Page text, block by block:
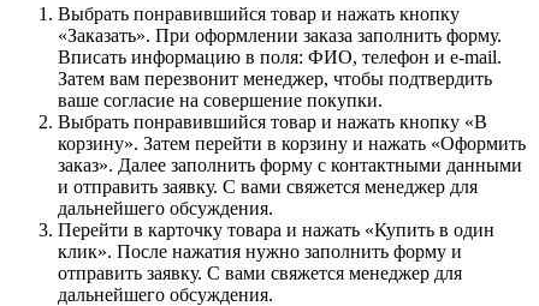
Выбрать понравившийся товар и нажать кнопку
«Заказать». При оформлении заказа заполнить форму.
Вписать информацию в поля: ФИО, телефон и e-mail.
Затем вам перезвонит менеджер, чтобы подтвердить
ваше согласие на совершение покупки.
Выбрать понравившийся товар и нажать кнопку «В
корзину». Затем перейти в корзину и нажать «Оформить
заказ». Далее заполнить форму с контактными данными
и отправить заявку. С вами свяжется менеджер для
дальнейшего обсуждения.
Перейти в карточку товара и нажать «Купить в один
клик». После нажатия нужно заполнить форму и
отправить заявку. С вами свяжется менеджер для
дальнейшего обсуждения.